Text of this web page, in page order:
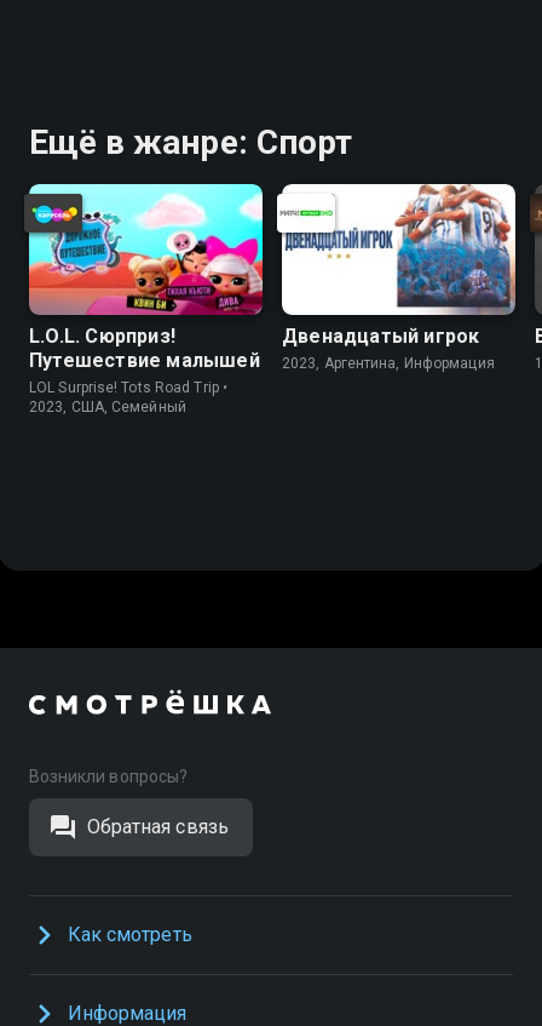
Ещё в жанре: Спорт
L.O.L. Сюрприз!
Путешествие малышей
LOL Surprise! Tots Road Trip •
2023, США, Cемейный
Двенадцатый игрок
2023, Аргентина, Информация
Возникли вопросы?
Обратная связь
Как смотреть
Информация